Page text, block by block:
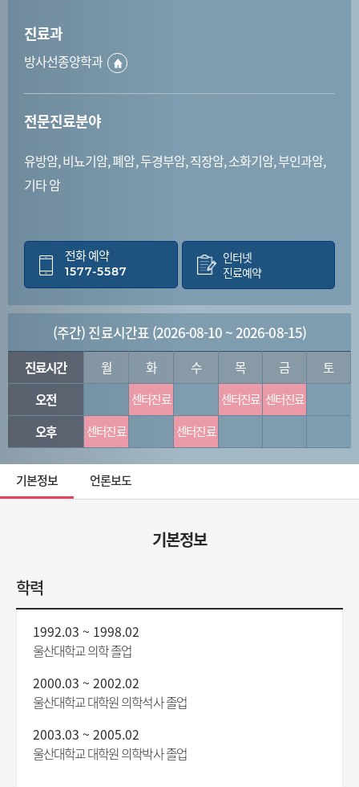
진료과
방사선종양학과
전문진료분야
유방암, 비뇨기암, 폐암, 두경부암, 직장암, 소화기암, 부인과암,
기타 암
전화 예약
1577-5587
인터넷
진료예약
(주간) 진료시간표 (2026-08-10 ~ 2026-08-15)
진료시간 월 화 수 목 금
토
오전
센터진료 센터진료 센터진료
오후 센터진료 센터진료
기본정보 언론보도
기본정보
학력
1992.03 ~ 1998.02
울산대학교 의학 졸업
2000.03 ~ 2002.02
울산대학교 대학원 의학석사 졸업
2003.03 ~ 2005.02
울산대학교 대학원 의학박사 졸업